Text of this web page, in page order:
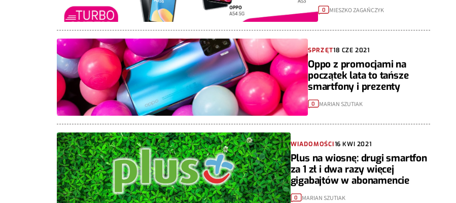
0 MIESZKO ZAGAŃCZYK
SPRZĘT18 CZE 2021
Oppo z promocjami na
początek lata to tańsze
smartfony i prezenty
0 MARIAN SZUTIAK
WIADOMOŚCI16 KWI 2021
Plus na wiosnę: drugi smartfon
za 1 zł i dwa razy więcej
gigabajtów w abonamencie
0 MARIAN SZUTIAK